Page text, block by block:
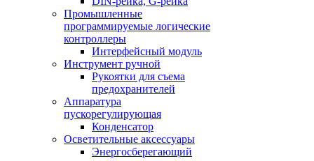
Промышленные
программируемые логические
контроллеры
Интерфейсный модуль
Инструмент ручной
Рукоятки для съема
предохранителей
Аппаратура
пускорегулирующая
Конденсатор
Осветительные аксессуары
Энергосберегающий